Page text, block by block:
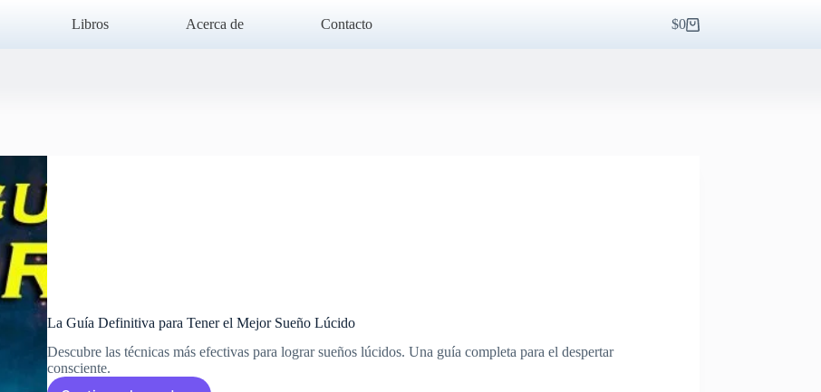
Libros Acerca de Contacto
Carro
$0
La Guía Definitiva para Tener el Mejor Sueño Lúcido
Descubre las técnicas más efectivas para lograr sueños lúcidos. Una guía completa para el despertar
consciente.